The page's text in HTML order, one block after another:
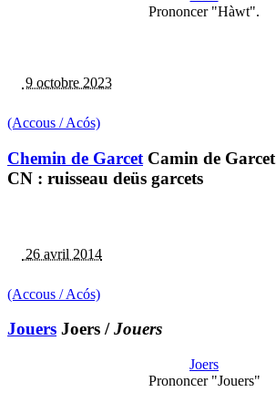
Prononcer "Hàwt".
9 octobre 2023
(Accous / Acós)
Chemin de Garcet Camin de Garcet
CN : ruisseau deüs garcets
26 avril 2014
(Accous / Acós)
Jouers Joers /Jouers
Joers
Prononcer "Jouers"